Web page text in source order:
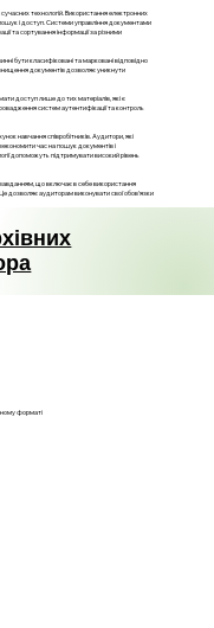
технологій. Використання електронних
і доступ. Системи управління документами
та сортування інформації за різними
бути класифіковані та марковані відповідно
документів дозволяє уникнути
доступ лише до тих матеріалів, які є
систем аутентифікації та контроль
навчання співробітників. Аудитори, які
час на пошук документів і
допоможуть підтримувати високий рівень
що включає в себе використання
дозволяє аудиторам виконувати свої обов'язки
форматі